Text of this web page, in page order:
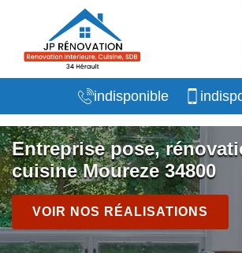
indisponible
Entreprise pose,
cuisine Moureze 34800
VOIR NOS RÉALISATIONS